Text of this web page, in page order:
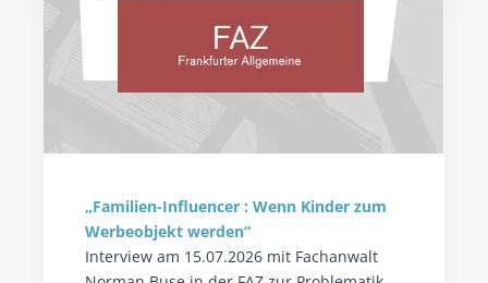
„Familien-Influencer : Wenn Kinder zum
Werbeobjekt werden“
Interview am 15.07.2026 mit Fachanwalt